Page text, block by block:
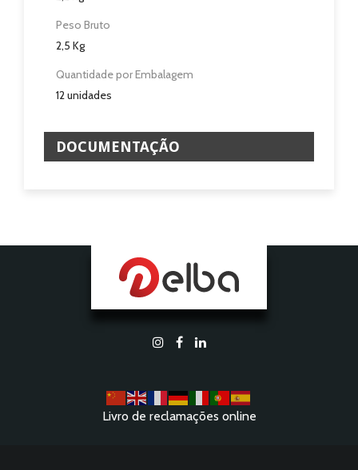
Peso Bruto
2,5 Kg
Quantidade por Embalagem
12 unidades
DOCUMENTAÇÃO
Livro de reclamações online